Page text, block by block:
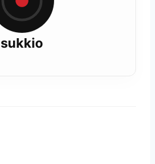
sukkio